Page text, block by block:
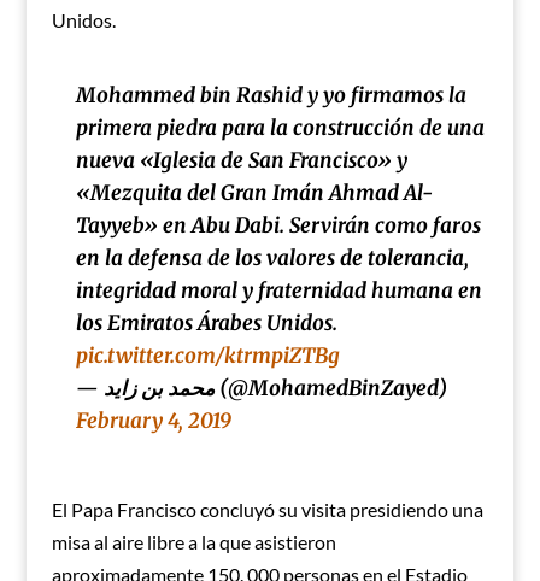
Unidos.
Mohammed bin Rashid y yo firmamos la
primera piedra para la construcción de una
nueva «Iglesia de San Francisco» y
«Mezquita del Gran Imán Ahmad Al-
Tayyeb» en Abu Dabi. Servirán como faros
en la defensa de los valores de tolerancia,
integridad moral y fraternidad humana en
los Emiratos Árabes Unidos.
pic.twitter.com/ktrmpiZTBg
— محمد بن زايد (@MohamedBinZayed)
February 4, 2019
El Papa Francisco concluyó su visita presidiendo una
misa al aire libre a la que asistieron
aproximadamente 150. 000 personas en el Estadio